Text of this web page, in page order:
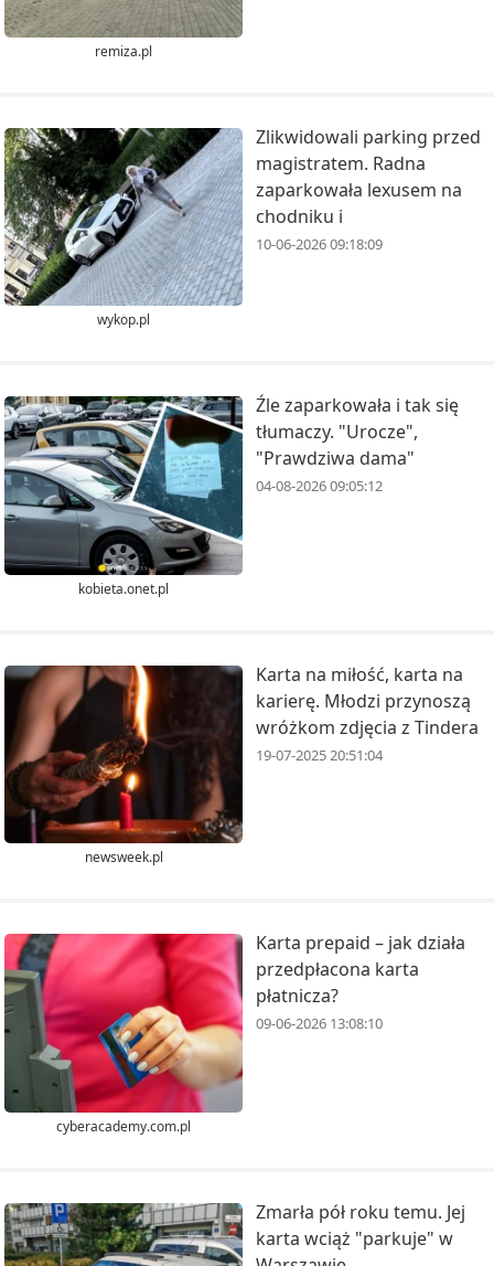
remiza.pl
wykop.pl
Zlikwidowali parking przed
magistratem. Radna
zaparkowała lexusem na
chodniku i
10-06-2026 09:18:09
kobieta.onet.pl
Źle zaparkowała i tak się
tłumaczy. "Urocze",
"Prawdziwa dama"
04-08-2026 09:05:12
newsweek.pl
Karta na miłość, karta na
karierę. Młodzi przynoszą
wróżkom zdjęcia z Tindera
19-07-2025 20:51:04
cyberacademy.com.pl
Karta prepaid – jak działa
przedpłacona karta
płatnicza?
09-06-2026 13:08:10
Zmarła pół roku temu. Jej
karta wciąż "parkuje" w